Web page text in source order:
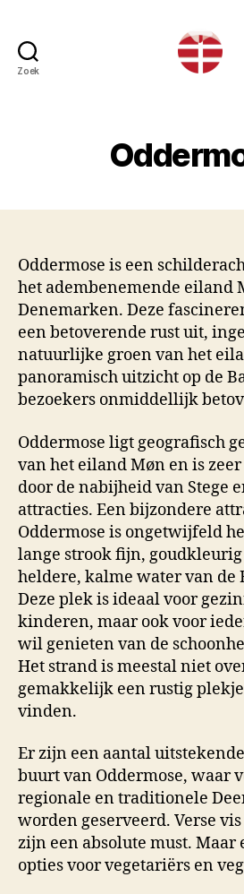
Zoek
Oddermose is een
het adembenemende eiland
Denemarken. Deze
een betoverende rust uit,
natuurlijke groen van het
panoramisch uitzicht op de
bezoekers onmiddellijk
Oddermose ligt geografisch
van het eiland Møn en is
door de nabijheid van Stege
attracties. Een bijzondere
Oddermose is ongetwijfeld
lange strook fijn,
heldere, kalme water van de
Deze plek is ideaal voor
kinderen, maar ook voor
wil genieten van de
Het strand is meestal niet
gemakkelijk een rustig
vinden.
Er zijn een aantal
buurt van Oddermose, waar
regionale en traditionele
worden geserveerd. Verse
zijn een absolute must. Maar
opties voor vegetariërs en